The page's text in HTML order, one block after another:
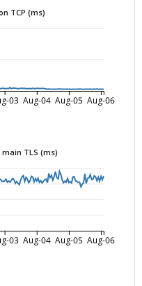
TCP (ms)
03 Aug-04 Aug-05 Aug-06
TLS (ms)
03 Aug-04 Aug-05 Aug-06